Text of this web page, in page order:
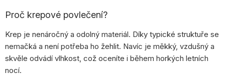
Proč krepové povlečení?
Krep je nenáročný a odolný materiál. Díky typické struktuře se
nemačká a není potřeba ho žehlit. Navíc je měkký, vzdušný a
skvěle odvádí vlhkost, což oceníte i během horkých letních
nocí.